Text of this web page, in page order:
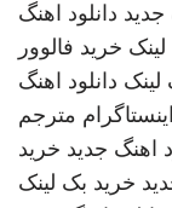
جدید دانلود اهنگ
خرید فالوور
لینک دانلود اهنگ
مترجم
اهنگ جدید خرید
خرید بک لینک